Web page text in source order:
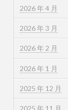
2026 年 4 月
2026 年 3 月
2026 年 2 月
2026 年 1 月
2025 年 12 月
2025 年 11 月